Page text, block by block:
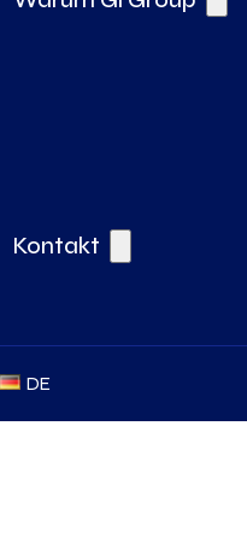
Kontakt
DE